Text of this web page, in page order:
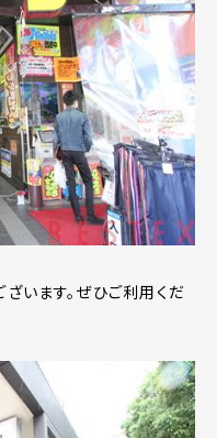
ざいます。ぜひご利用くだ